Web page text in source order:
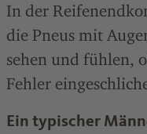
In der
die Pneus mit
sehen und fühlen,
Fehler
Ein typischer